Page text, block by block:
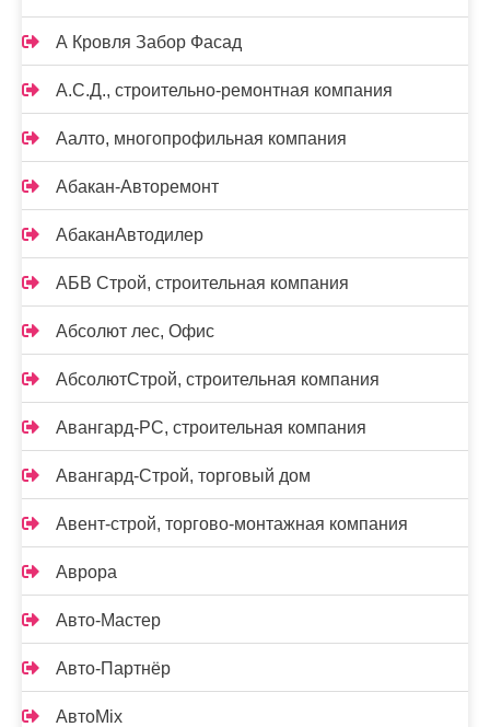
А Кровля Забор Фасад
А.С.Д., строительно-ремонтная компания
Аалто, многопрофильная компания
Абакан-Авторемонт
АбаканАвтодилер
АБВ Строй, строительная компания
Абсолют лес, Офис
АбсолютСтрой, строительная компания
Авангард-РС, строительная компания
Авангард-Строй, торговый дом
Авент-строй, торгово-монтажная компания
Аврора
Авто-Мастер
Авто-Партнёр
АвтоMix